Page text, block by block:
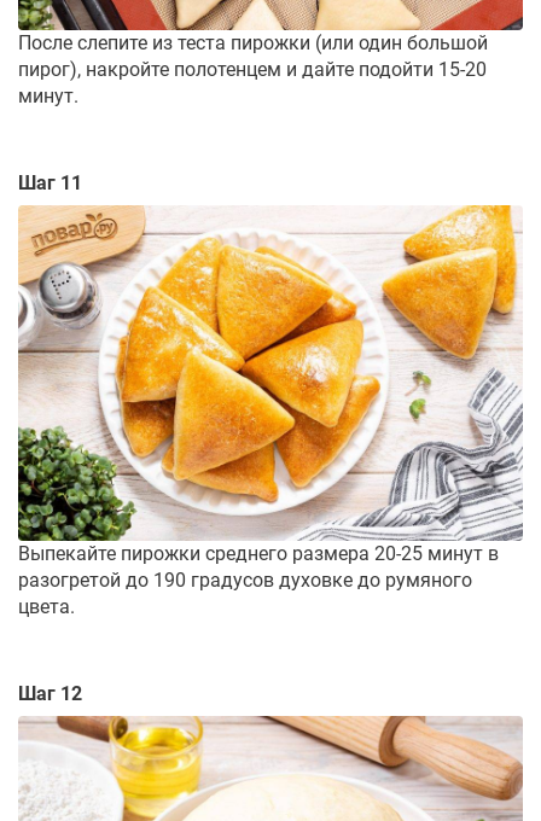
После слепите из теста пирожки (или один большой
пирог), накройте полотенцем и дайте подойти 15-20
минут.
Шаг 11
Выпекайте пирожки среднего размера 20-25 минут в
разогретой до 190 градусов духовке до румяного
цвета.
Шаг 12